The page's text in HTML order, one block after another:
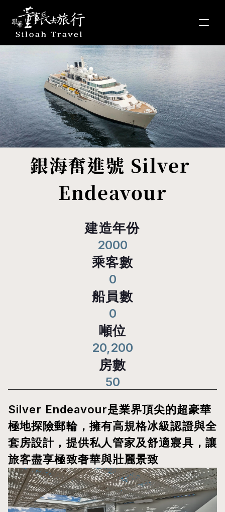
銀海奮進號 Silver
Endeavour
建造年份
2000
乘客數
0
船員數
0
噸位
20,200
房數
50
Silver Endeavour是業界頂尖的超豪華
極地探險郵輪，擁有高規格冰級認證與全
套房設計，提供私人管家及舒適寢具，讓
旅客盡享極致奢華與壯麗景致